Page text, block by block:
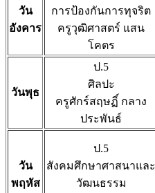
วัน
อังคาร
การป้องกันการทุจริต
ครูวุฒิศาสตร์ แสน
โคตร
วันพุธ
ป.5
ศิลปะ
ครูศักร์สฤษฏิ์ กลาง
ประพันธ์
วัน
พฤหัส
ป.5
สังคมศึกษาศาสนาและ
วัฒนธรรม